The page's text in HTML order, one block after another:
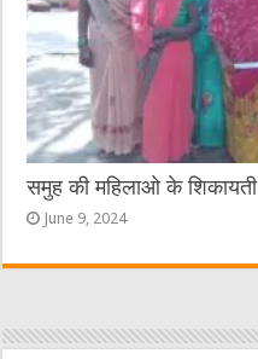
समुह की महिलाओ के
June 9, 2024